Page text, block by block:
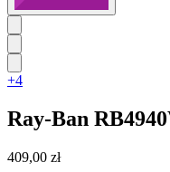
+4
Ray-Ban
409,00 zł